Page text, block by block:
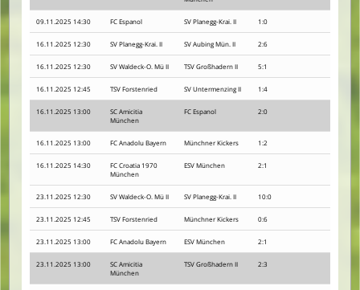
09.11.2025 14:30 FC Espanol SV Planegg-Krai. II 1:0
16.11.2025 12:30 SV Planegg-Krai. II SV Aubing Mün. II 2:6
16.11.2025 12:30 SV Waldeck-O. Mü II TSV Großhadern II 5:1
16.11.2025 12:45 TSV Forstenried SV Untermenzing II 1:4
16.11.2025 13:00
SC Amicitia
München
FC Espanol 2:0
16.11.2025 13:00 FC Anadolu Bayern Münchner Kickers 1:2
16.11.2025 14:30
FC Croatia 1970
München
ESV München 2:1
23.11.2025 12:30 SV Waldeck-O. Mü II SV Planegg-Krai. II 10:0
23.11.2025 12:45 TSV Forstenried Münchner Kickers 0:6
23.11.2025 13:00 FC Anadolu Bayern ESV München 2:1
23.11.2025 13:00
SC Amicitia
München
TSV Großhadern II 2:3